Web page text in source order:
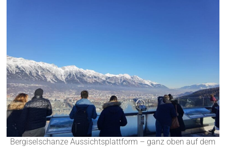
Bergiselschanze Aussichtsplattform – ganz oben auf dem